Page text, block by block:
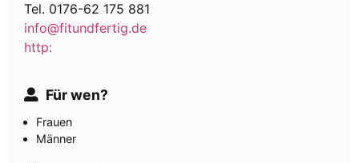
Tel. 0176-62 175 881
info@fitundfertig.de
http:
Für wen?
Frauen
Männer